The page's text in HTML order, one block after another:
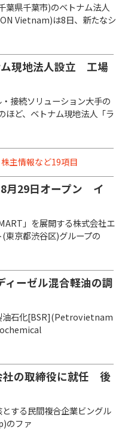
葉県千葉市)のベトナム法人
Vietnam)は8日、新たなシ
ム現地法人設立 工場
接続ソリューション大手の
ほど、ベトナム現地法人「ラ
主情報など19項目
月29日オープン イ
」を展開する株式会社エ
東京都渋谷区)グループの
ィーゼル混合軽油の調
油石化[BSR](Petrovietnam
社の取締役に就任 後
する民間複合企業ビングル
のファ